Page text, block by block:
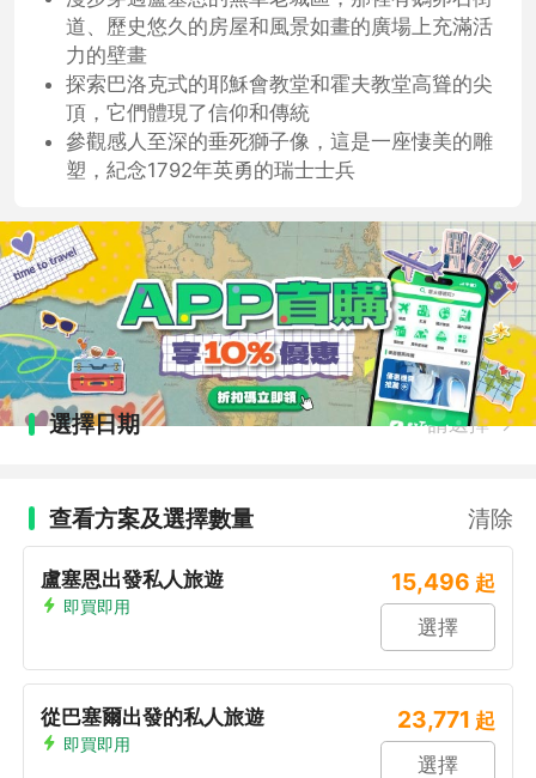
道、歷史悠久的房屋和風景如畫的廣場上充滿活
力的壁畫
探索巴洛克式的耶穌會教堂和霍夫教堂高聳的尖
頂，它們體現了信仰和傳統
參觀感人至深的垂死獅子像，這是一座悽美的雕
塑，紀念1792年英勇的瑞士士兵
選擇日期 請選擇
查看方案及選擇數量 清除
盧塞恩出發私人旅遊
即買即用
15,496 起
選擇
從巴塞爾出發的私人旅遊
即買即用
23,771 起
選擇